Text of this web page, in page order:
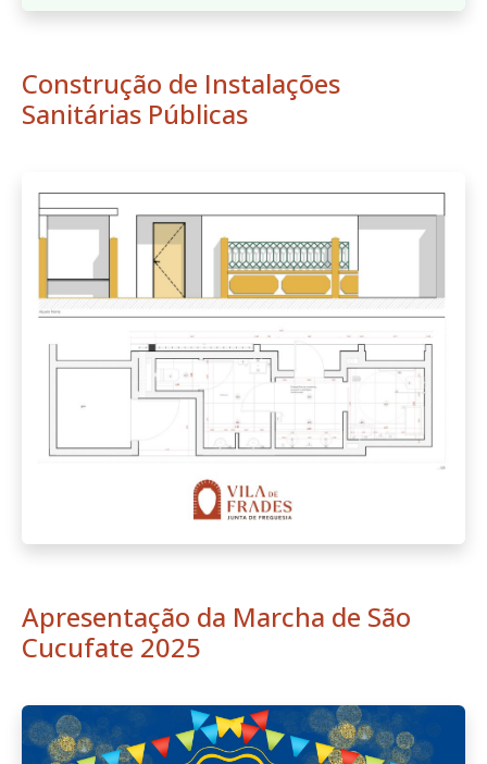
Construção de Instalações
Sanitárias Públicas
Apresentação da Marcha de São
Cucufate 2025